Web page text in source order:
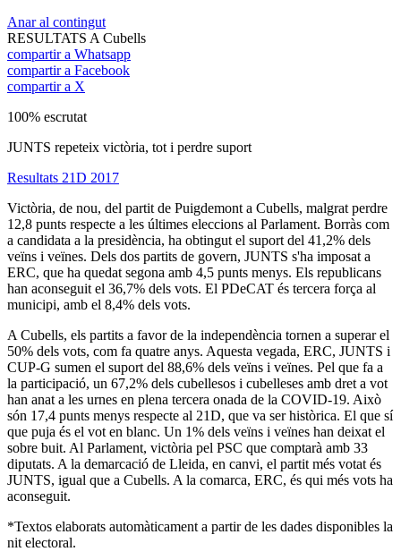
Anar al contingut
RESULTATS A Cubells
compartir a Whatsapp
compartir a Facebook
compartir a X
100% escrutat
JUNTS repeteix victòria, tot i perdre suport
Resultats 21D 2017
Victòria, de nou, del partit de Puigdemont a Cubells, malgrat perdre
12,8 punts respecte a les últimes eleccions al Parlament. Borràs com
a candidata a la presidència, ha obtingut el suport del 41,2% dels
veïns i veïnes. Dels dos partits de govern, JUNTS s'ha imposat a
ERC, que ha quedat segona amb 4,5 punts menys. Els republicans
han aconseguit el 36,7% dels vots. El PDeCAT és tercera força al
municipi, amb el 8,4% dels vots.
A Cubells, els partits a favor de la independència tornen a superar el
50% dels vots, com fa quatre anys. Aquesta vegada, ERC, JUNTS i
CUP-G sumen el suport del 88,6% dels veïns i veïnes. Pel que fa a
la participació, un 67,2% dels cubellesos i cubelleses amb dret a vot
han anat a les urnes en plena tercera onada de la COVID-19. Això
són 17,4 punts menys respecte al 21D, que va ser històrica. El que sí
que puja és el vot en blanc. Un 1% dels veïns i veïnes han deixat el
sobre buit. Al Parlament, victòria pel PSC que comptarà amb 33
diputats. A la demarcació de Lleida, en canvi, el partit més votat és
JUNTS, igual que a Cubells. A la comarca, ERC, és qui més vots ha
aconseguit.
*Textos elaborats automàticament a partir de les dades disponibles la
nit electoral.